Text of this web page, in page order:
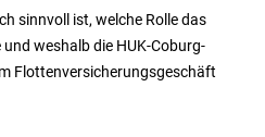
sinnvoll ist, welche Rolle das
weshalb die HUK-Coburg-
Flottenversicherungsgeschäft